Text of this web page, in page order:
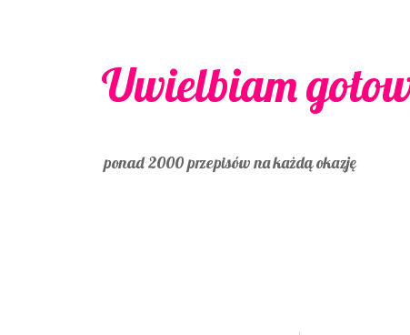
Uwielbiam
ponad 2000 przepisów na każdą okazję